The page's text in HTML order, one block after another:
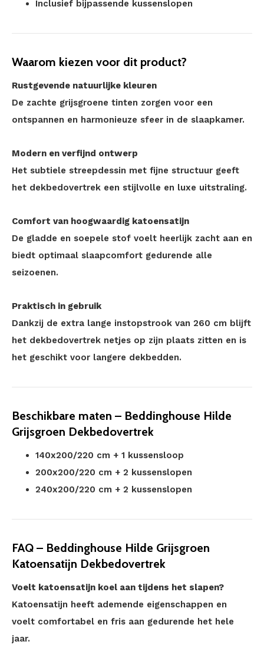
Inclusief bijpassende kussenslopen
Waarom kiezen voor dit product?
Rustgevende natuurlijke kleuren
De zachte grijsgroene tinten zorgen voor een
ontspannen en harmonieuze sfeer in de slaapkamer.
Modern en verfijnd ontwerp
Het subtiele streepdessin met fijne structuur geeft
het dekbedovertrek een stijlvolle en luxe uitstraling.
Comfort van hoogwaardig katoensatijn
De gladde en soepele stof voelt heerlijk zacht aan en
biedt optimaal slaapcomfort gedurende alle
seizoenen.
Praktisch in gebruik
Dankzij de extra lange instopstrook van 260 cm blijft
het dekbedovertrek netjes op zijn plaats zitten en is
het geschikt voor langere dekbedden.
Beschikbare maten – Beddinghouse Hilde
Grijsgroen Dekbedovertrek
140x200/220 cm + 1 kussensloop
200x200/220 cm + 2 kussenslopen
240x200/220 cm + 2 kussenslopen
FAQ – Beddinghouse Hilde Grijsgroen
Katoensatijn Dekbedovertrek
Voelt katoensatijn koel aan tijdens het slapen?
Katoensatijn heeft ademende eigenschappen en
voelt comfortabel en fris aan gedurende het hele
jaar.